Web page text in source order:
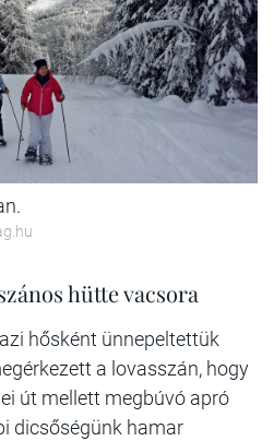
hütte vacsora
hősként ünnepeltettük
a lovasszán, hogy
út mellett megbúvó apró
dicsőségünk hamar